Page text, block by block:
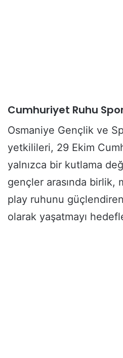
Cumhuriyet Ruhu
Osmaniye Gençlik ve
yetkilileri, 29 Ekim
yalnızca bir kutlama
gençler arasında birlik,
play ruhunu
olarak yaşatmayı